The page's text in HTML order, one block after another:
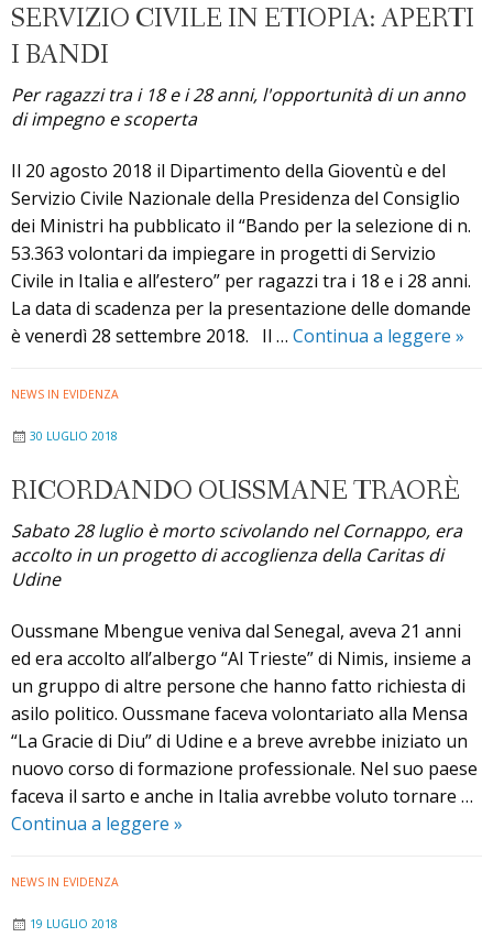
della
Diocesana
SERVIZIO CIVILE IN ETIOPIA: APERTI
I BANDI
Per ragazzi tra i 18 e i 28 anni, l'opportunità di un anno
di impegno e scoperta
Il 20 agosto 2018 il Dipartimento della Gioventù e del
Servizio Civile Nazionale della Presidenza del Consiglio
dei Ministri ha pubblicato il “Bando per la selezione di n.
53.363 volontari da impiegare in progetti di Servizio
Civile in Italia e all’estero” per ragazzi tra i 18 e i 28 anni.
La data di scadenza per la presentazione delle domande
è venerdì 28 settembre 2018. Il … Continua a leggere »
NEWS IN EVIDENZA
30 LUGLIO 2018
RICORDANDO OUSSMANE TRAORÈ
Sabato 28 luglio è morto scivolando nel Cornappo, era
accolto in un progetto di accoglienza della Caritas di
Udine
Oussmane Mbengue veniva dal Senegal, aveva 21 anni
ed era accolto all’albergo “Al Trieste” di Nimis, insieme a
un gruppo di altre persone che hanno fatto richiesta di
asilo politico. Oussmane faceva volontariato alla Mensa
“La Gracie di Diu” di Udine e a breve avrebbe iniziato un
nuovo corso di formazione professionale. Nel suo paese
faceva il sarto e anche in Italia avrebbe voluto tornare …
Continua a leggere Ricordando
»
NEWS IN EVIDENZA
19 LUGLIO 2018